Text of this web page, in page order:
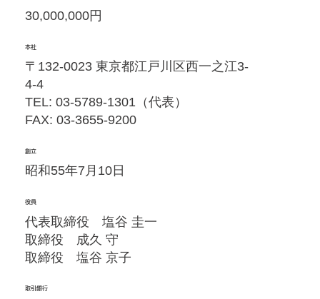
30,000,000円
本社
〒132-0023 東京都江戸川区西一之江3-
4-4
TEL: 03-5789-1301（代表）
FAX: 03-3655-9200
創立
昭和55年7月10日
役員
代表取締役 塩谷 圭一
取締役 成久 守
取締役 塩谷 京子
取引銀行